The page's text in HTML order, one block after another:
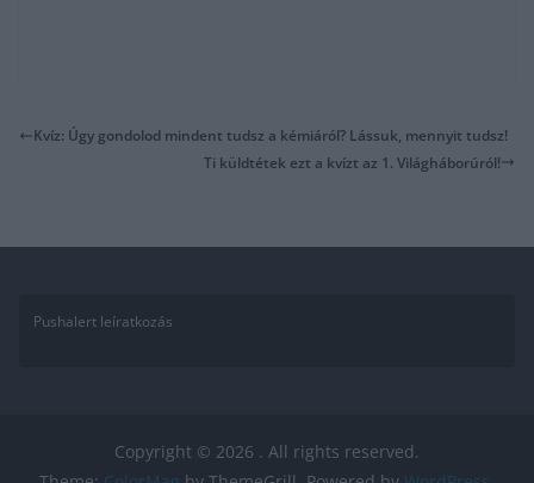
Kvíz: Úgy gondolod mindent tudsz a kémiáról? Lássuk, mennyit tudsz!
Ti küldtétek ezt a kvízt az 1. Világháborúról!
Pushalert leíratkozás
Copyright © 2026 . All rights reserved.